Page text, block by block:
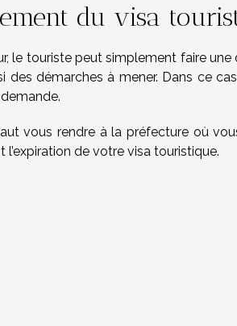
du visa
le touriste peut simplement faire
des démarches à mener. Dans ce
vous rendre à la préfecture où
l’expiration de votre visa touristique.